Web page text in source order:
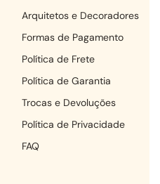
Arquitetos e Decoradores
Formas de Pagamento
Política de Frete
Política de Garantia
Trocas e Devoluções
Política de Privacidade
FAQ